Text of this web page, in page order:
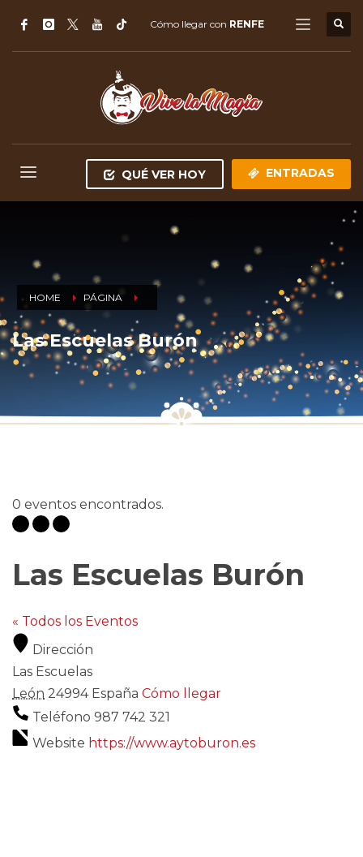
Cómo llegar con RENFE
QUÉ VER HOY ENTRADAS
HOME PÁGINA
Las Escuelas Burón
0 eventos encontrados.
Las Escuelas Burón
« Todos los Eventos
Dirección
Las Escuelas
León 24994 España Cómo llegar
Teléfono 987 742 321
Website https://www.aytoburon.es